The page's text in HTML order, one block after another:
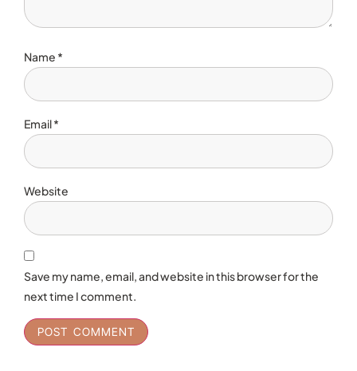
Name *
Email*
Website
Save my name, email, and website in this browser for the
next time I comment.